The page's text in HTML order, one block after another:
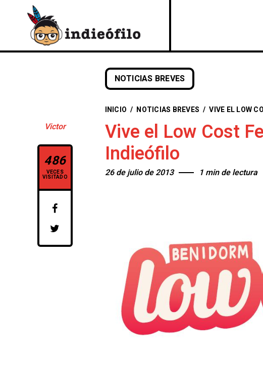
Victor
486
VECES
VISITADO
NOTICIAS BREVES
INICIO / NOTICIAS BREVES / VIVE EL LOW
Vive el Low Cost
Indieófilo
26 de julio de 2013 1 min de lectura